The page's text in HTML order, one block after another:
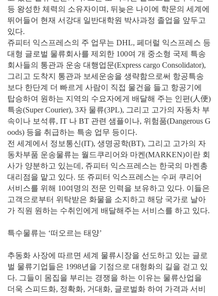
등 왕성한 체력의 소유자이며, 뒤늦은 나이에 학문의 세계에
뛰어들어 현재 서강대 일반대학원 박사과정 졸업을 앞두고
있다.
쥬피터 익스프레스의 주 업무는 DHL, 페더럴 익스프레스 등
대형 글로벌 물류회사를 제외한 100여 개 중소형 국제 특송
회사들의 통관과 운송 대행업문(Express cargo Consolidator),
그리고 도착지 통관과 보세운송을 생략함으로써 항공특송
보다 한단계 더 빠르게 사람이 직접 물건을 들고 항공기에
탑승하여 원하는 지역의 수요자에게 배달해 주는 인편(人便)
특송(Super Courier), 3자 물류(3PL), 그리고 고가의 자동차 부
속이나 보석류, IT 나 BT 관련 샘플이나, 위험품(Dangerous G
oods) 등을 취급하는 특송 업무 등이다.
전 세계에서 정보통신(IT), 생명공학(BT), 그리고 고가의 자
동차부품 운송물류는 월드쿠리어와 마켄(MARKEN)이란 회
사가 양분하고 있는데, 쥬피터 익스프레스는 한국의 마켄총
대리점을 맡고 있다. 또 쥬피터 익스프레스는 수퍼 쿠리어
서비스를 위해 10여명의 전문 인력을 보유하고 있다. 이들은
고객으로부터 위탁받은 화물을 소지하고 해당 국가로 날아
가 직원 원하는 수취인에게 배달해주는 서비스를 하고 있다.
특수물류는 ‘떠오르는 태양’
추동화 사장에 따르면 세계 물류시장을 선도하고 있는 글로
벌 물류기업들은 1998년을 기점으로 대형화의 길을 걷고 있
다. 그들이 몸집을 부리는 경쟁을 하는 이유는 물류산업을
더욱 스피드화, 정확화, 거대화, 글로벌화 하여 가격과 서비